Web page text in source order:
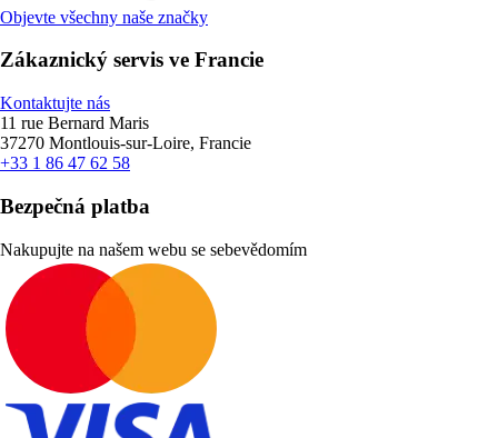
Objevte všechny naše značky
Zákaznický servis ve Francie
Kontaktujte nás
11 rue Bernard Maris
37270 Montlouis-sur-Loire, Francie
+33 1 86 47 62 58
Bezpečná platba
Nakupujte na našem webu se sebevědomím